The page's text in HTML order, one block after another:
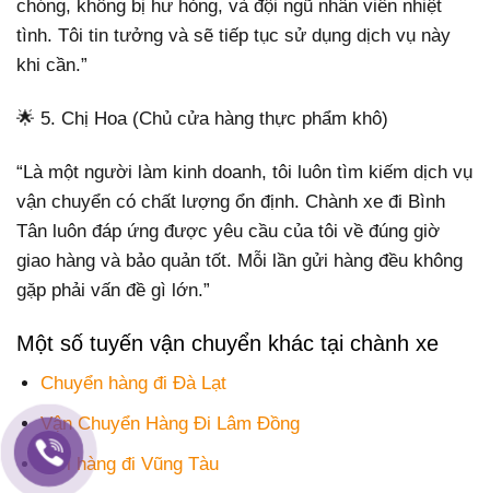
chóng, không bị hư hỏng, và đội ngũ nhân viên nhiệt
tình. Tôi tin tưởng và sẽ tiếp tục sử dụng dịch vụ này
khi cần.”
🌟 5. Chị Hoa (Chủ cửa hàng thực phẩm khô)
“Là một người làm kinh doanh, tôi luôn tìm kiếm dịch vụ
vận chuyển có chất lượng ổn định. Chành xe đi Bình
Tân luôn đáp ứng được yêu cầu của tôi về đúng giờ
giao hàng và bảo quản tốt. Mỗi lần gửi hàng đều không
gặp phải vấn đề gì lớn.”
Một số tuyến vận chuyển khác tại chành xe
Chuyển hàng đi Đà Lạt
Vận Chuyển Hàng Đi Lâm Đồng
Gửi hàng đi Vũng Tàu